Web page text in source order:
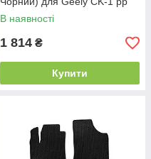
В наявності
1 814 ₴
Купити